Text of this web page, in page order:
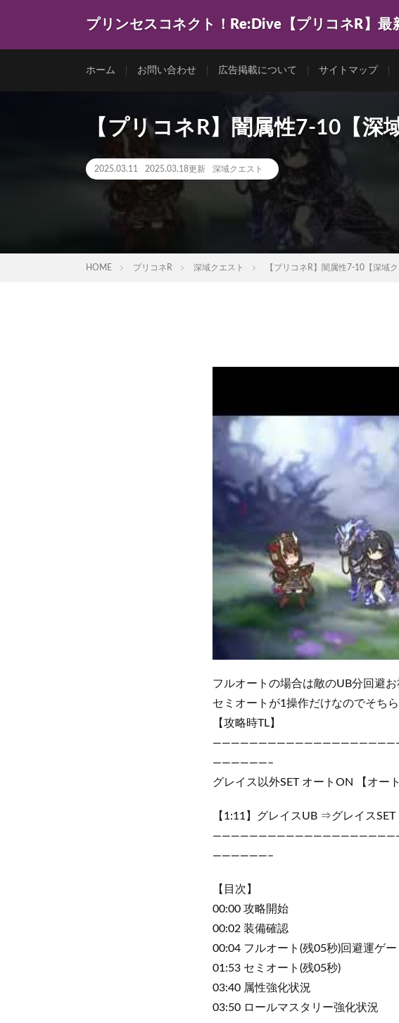
プリンセスコネクト！Re:Dive【プリコネR】最
ホーム お問い合わせ 広告掲載について サイトマップ
【プリコネR】闇属性7-10【深
2025.03.11 2025.03.18更新 深域クエスト
HOME プリコネR 深域クエスト 【プリコネR】闇属性7-10【深域ク
フルオートの場合は敵のUB分回避
セミオートが1操作だけなのでそちら
【攻略時TL】
——————–
グレイス以外SET オートON 【
【1:11】グレイスUB ⇒グレイス
——————–
【目次】
00:00 攻略開始
00:02 装備確認
00:04 フルオート(残05秒)回避運ゲー
01:53 セミオート(残05秒)
03:40 属性強化状況
03:50 ロールマスタリー強化状況